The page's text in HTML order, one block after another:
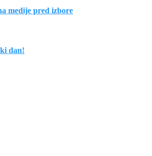
medije pred izbore
dan!